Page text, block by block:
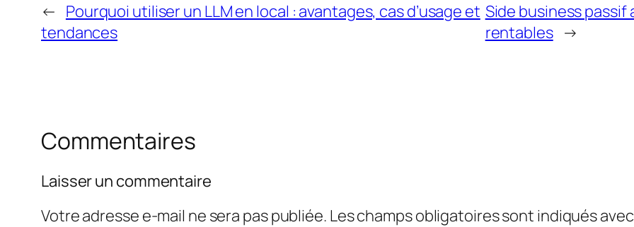
← Pourquoi utiliser un LLM en local : avantages, cas d’usage et
tendances
Side business passif
rentables →
Commentaires
Laisser un commentaire
Votre adresse e-mail ne sera pas publiée. Les champs obligatoires sont indiqués